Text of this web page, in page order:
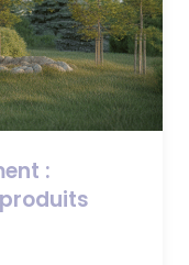
: